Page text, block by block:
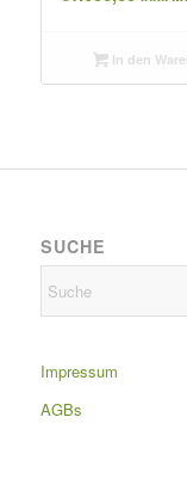
In den
SUCHE
Impressum
AGBs